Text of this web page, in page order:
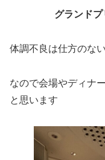
グランド
体調不良は仕方のな
なので会場やディナ
と思います